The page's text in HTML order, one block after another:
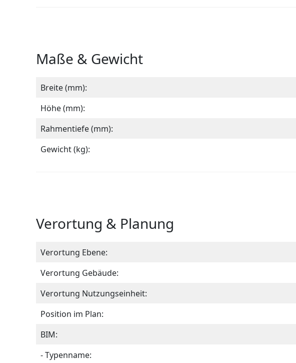
Maße & Gewicht
Breite (mm):
Höhe (mm):
Rahmentiefe (mm):
Gewicht (kg):
Verortung & Planung
Verortung Ebene:
Verortung Gebäude:
Verortung Nutzungseinheit:
Position im Plan:
BIM:
- Typenname: